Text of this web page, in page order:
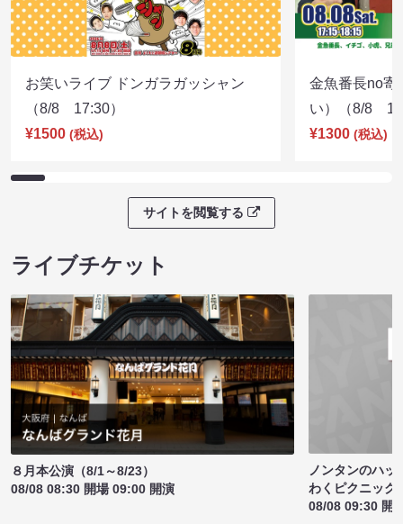
お笑いライブ ドンガラガッシャン
（8/8 17:30）
¥1500 (税込)
金魚番長no寄
い）（8/8
¥1300 (税込)
サイトを閲覧する
ライブチケット
８月本公演（8/1～8/23）
08/08 08:30 開場 09:00 開演
ノンタンのハッ
わくピクニック
08/08 09:30 開